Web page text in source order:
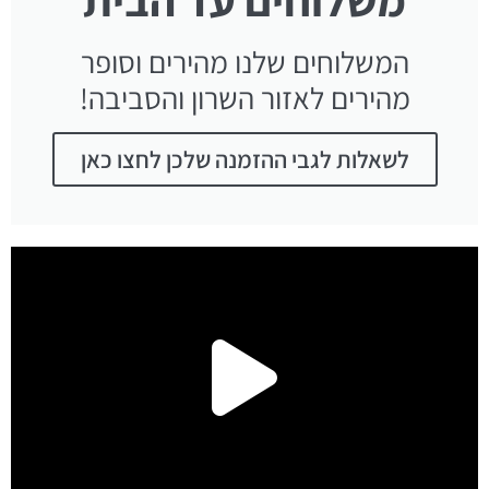
המשלוחים שלנו מהירים וסופר
מהירים לאזור השרון והסביבה!
לשאלות לגבי ההזמנה שלכן לחצו כאן